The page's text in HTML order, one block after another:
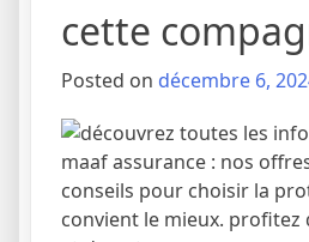
cette
Posted on décembre 6,